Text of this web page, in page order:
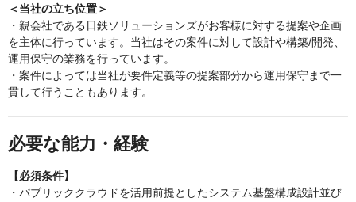
＜当社の立ち位置＞
・親会社である日鉄ソリューションズがお客様に対する提案や企画
を主体に行っています。当社はその案件に対して設計や構築/開発、
運用保守の業務を行っています。
・案件によっては当社が要件定義等の提案部分から運用保守まで一
貫して行うこともあります。
必要な能力・経験
【必須条件】
・パブリッククラウドを活用前提としたシステム基盤構成設計並び